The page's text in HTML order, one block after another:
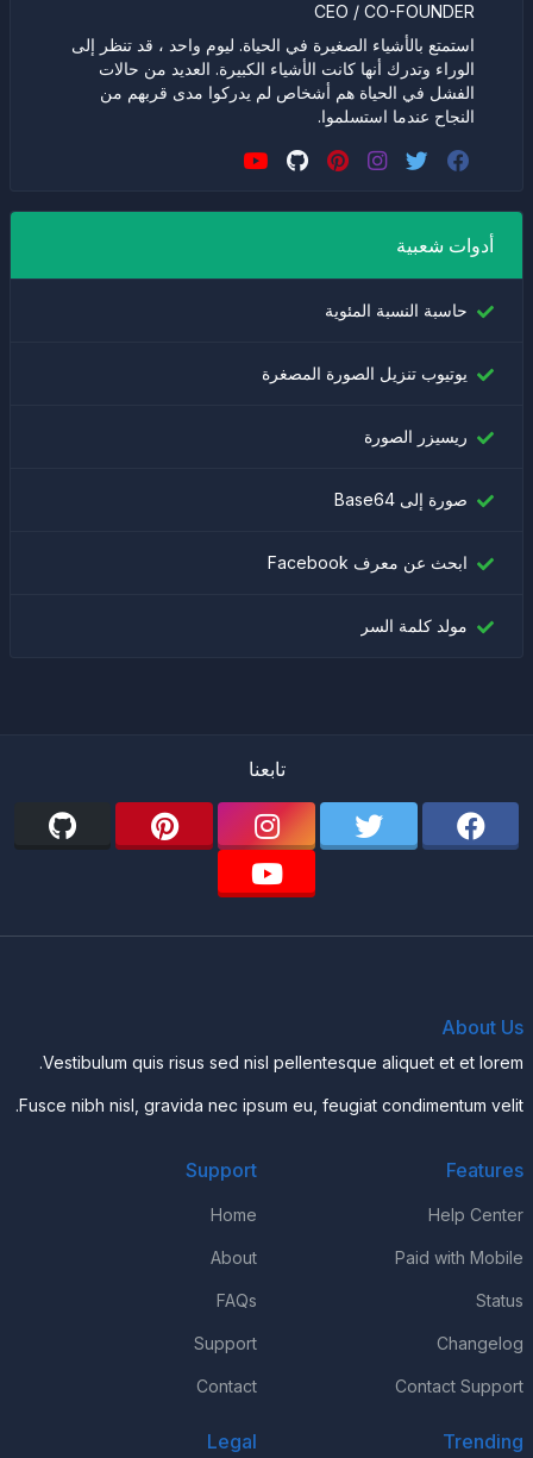
CEO / CO-FOUNDER
استمتع بالأشياء الصغيرة في الحياة. ليوم واحد ، قد تنظر إلى
الوراء وتدرك أنها كانت الأشياء الكبيرة. العديد من حالات
الفشل في الحياة هم أشخاص لم يدركوا مدى قربهم من
النجاح عندما استسلموا.
أدوات شعبية
حاسبة النسبة المئوية
يوتيوب تنزيل الصورة المصغرة
ريسيزر الصورة
صورة إلى Base64
ابحث عن معرف Facebook
مولد كلمة السر
تابعنا
About Us
Vestibulum quis risus sed nisl pellentesque aliquet et et lorem.
Fusce nibh nisl, gravida nec ipsum eu, feugiat condimentum velit.
Features
Help Center
Paid with Mobile
Status
Changelog
Contact Support
Support
Home
About
FAQs
Support
Contact
Trending
Legal